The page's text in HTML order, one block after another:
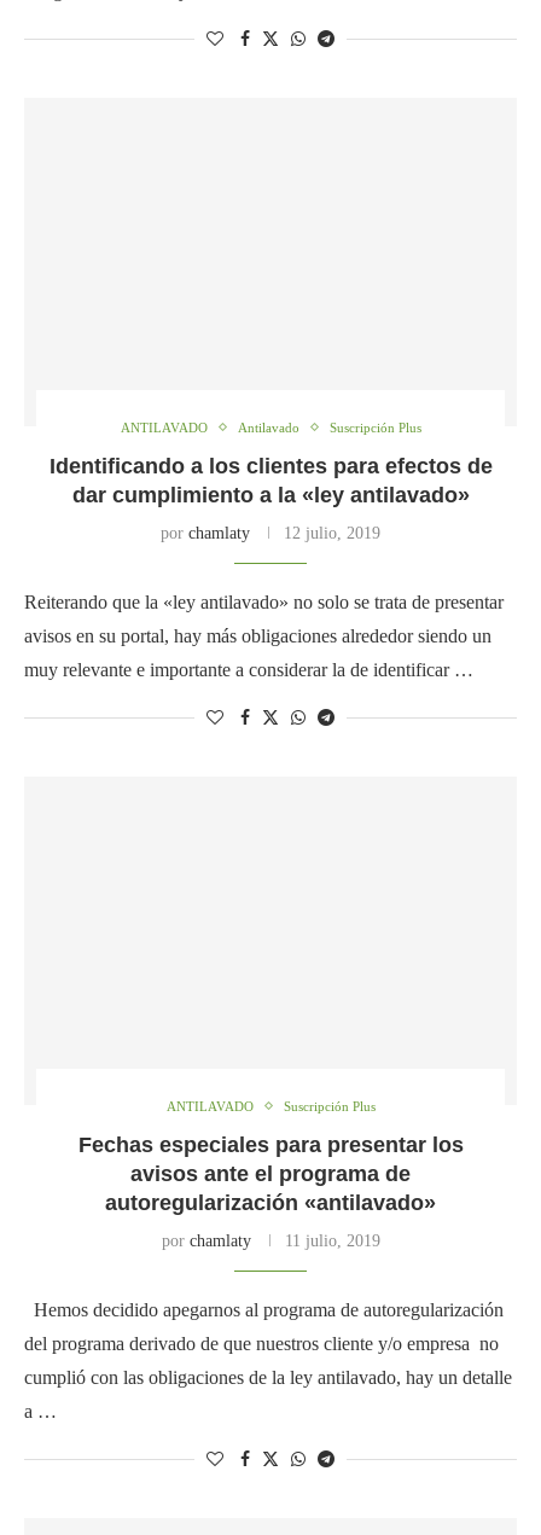
ANTILAVADO Antilavado Suscripción Plus
Identificando a los clientes para efectos de
dar cumplimiento a la «ley antilavado»
por chamlaty 12 julio, 2019
Reiterando que la «ley antilavado» no solo se trata de presentar
avisos en su portal, hay más obligaciones alrededor siendo un
muy relevante e importante a considerar la de identificar …
ANTILAVADO Suscripción Plus
Fechas especiales para presentar los
avisos ante el programa de
autoregularización «antilavado»
por chamlaty 11 julio, 2019
Hemos decidido apegarnos al programa de autoregularización
del programa derivado de que nuestros cliente y/o empresa no
cumplió con las obligaciones de la ley antilavado, hay un detalle
a …